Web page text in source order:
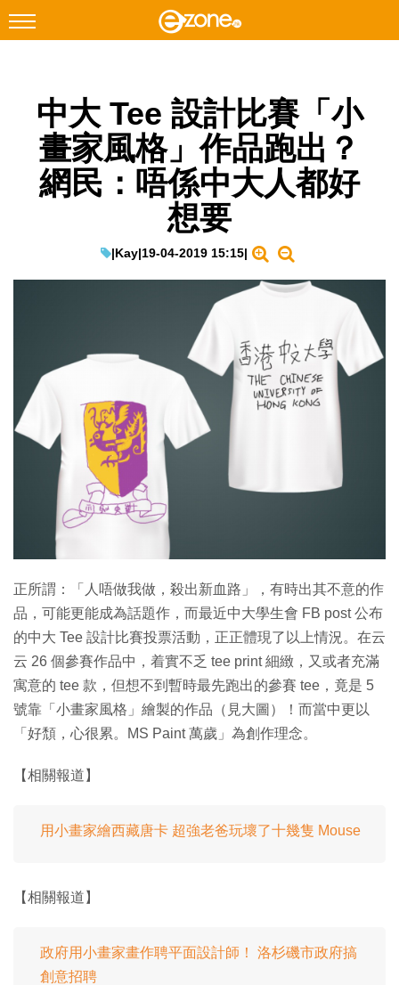
Facebook Instagram
科技焦點
網絡生活
EduTech
生成式AI與雲端應用
Enterprise Digital Transformation
特集
中大 Tee 設計比賽「小
畫家風格」作品跑出？
網民：唔係中大人都好
想要
|Kay|19-04-2019 15:15|
正所謂：「人唔做我做，殺出新血路」，有時出其不意的作
品，可能更能成為話題作，而最近中大學生會 FB post 公布
的中大 Tee 設計比賽投票活動，正正體現了以上情況。在云
云 26 個參賽作品中，着實不乏 tee print 細緻，又或者充滿
寓意的 tee 款，但想不到暫時最先跑出的參賽 tee，竟是 5
號靠「小畫家風格」繪製的作品（見大圖）！而當中更以
「好頹，心很累。MS Paint 萬歲」為創作理念。
【相關報道】
用小畫家繪西藏唐卡 超強老爸玩壞了十幾隻 Mouse
【相關報道】
政府用小畫家畫作聘平面設計師！ 洛杉磯市政府搞
創意招聘